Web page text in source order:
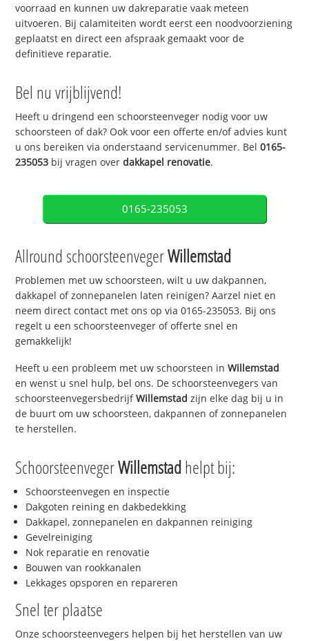
voorraad en kunnen uw dakreparatie vaak meteen
uitvoeren. Bij calamiteiten wordt eerst een noodvoorziening
geplaatst en direct een afspraak gemaakt voor de
definitieve reparatie.
Bel nu vrijblijvend!
Heeft u dringend een schoorsteenveger nodig voor uw
schoorsteen of dak? Ook voor een offerte en/of advies kunt
u ons bereiken via onderstaand servicenummer. Bel0165-
235053 bij vragen overdakkapel renovatie.
0165-235053
Allround schoorsteenvegerWillemstad
Problemen met uw schoorsteen, wilt u uw dakpannen,
dakkapel of zonnepanelen laten reinigen? Aarzel niet en
neem direct contact met ons op via 0165-235053. Bij ons
regelt u een schoorsteenveger of offerte snel en
gemakkelijk!
Heeft u een probleem met uw schoorsteen inWillemstad
en wenst u snel hulp, bel ons. De schoorsteenvegers van
schoorsteenvegersbedrijfWillemstad zijn elke dag bij u in
de buurt om uw schoorsteen, dakpannen of zonnepanelen
te herstellen.
SchoorsteenvegerWillemstadhelpt bij:
Schoorsteenvegen en inspectie
Dakgoten reining en dakbedekking
Dakkapel, zonnepanelen en dakpannen reiniging
Gevelreiniging
Nok reparatie en renovatie
Bouwen van rookkanalen
Lekkages opsporen en repareren
Snel ter plaatse
Onze schoorsteenvegers helpen bij het herstellen van uw